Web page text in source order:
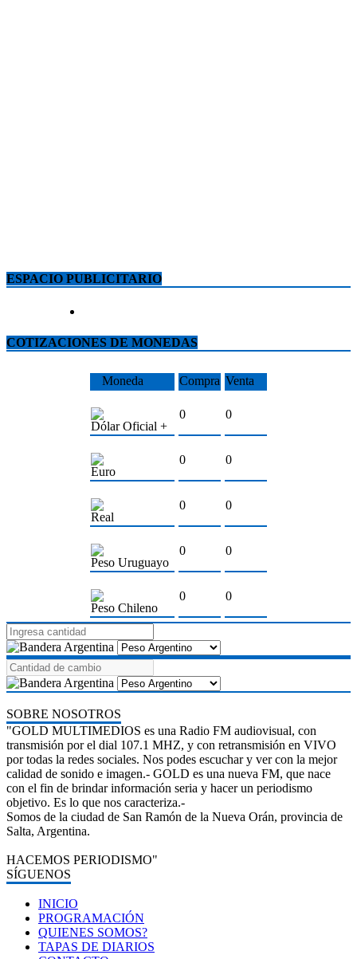
ESPACIO PUBLICITARIO
COTIZACIONES DE MONEDAS
Moneda Compra Venta
Dólar Oficial +
0 0
Euro
0 0
Real
0 0
Peso Uruguayo
0 0
Peso Chileno
0 0
SOBRE NOSOTROS
"GOLD MULTIMEDIOS es una Radio FM audiovisual, con
transmisión por el dial 107.1 MHZ, y con retransmisión en VIVO
por todas la redes sociales. Nos podes escuchar y ver con la mejor
calidad de sonido e imagen.- GOLD es una nueva FM, que nace
con el fin de brindar información seria y hacer un periodismo
objetivo. Es lo que nos caracteriza.-
Somos de la ciudad de San Ramón de la Nueva Orán, provincia de
Salta, Argentina.
HACEMOS PERIODISMO"
SÍGUENOS
INICIO
PROGRAMACIÓN
QUIENES SOMOS?
TAPAS DE DIARIOS